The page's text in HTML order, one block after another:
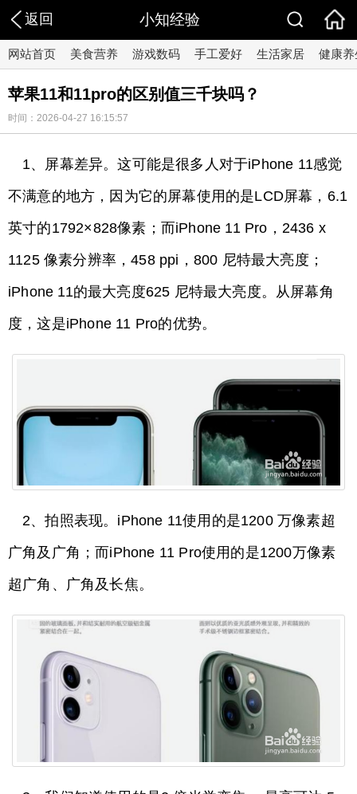
返回 小知经验
网站首页 美食营养 游戏数码 手工爱好 生活家居 健康养
苹果11和11pro的区别值三千块吗？
时间：2026-04-27 16:15:57
1、屏幕差异。这可能是很多人对于iPhone 11感觉
不满意的地方，因为它的屏幕使用的是LCD屏幕，6.1
英寸的1792×828像素；而iPhone 11 Pro，2436 x
1125 像素分辨率，458 ppi，800 尼特最大亮度；
iPhone 11的最大亮度625 尼特最大亮度。从屏幕角
度，这是iPhone 11 Pro的优势。
2、拍照表现。iPhone 11使用的是1200 万像素超
广角及广角；而iPhone 11 Pro使用的是1200万像素
超广角、广角及长焦。